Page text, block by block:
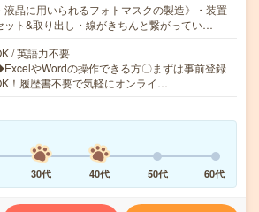
液晶に用いられるフォトマスクの製造》・装置
ット&取り出し・線がきちんと繋がってい…
/ 英語力不要
やWordの操作できる方〇まずは事前登録
！履歴書不要で気軽にオンライ…
30代 40代 50代 60代